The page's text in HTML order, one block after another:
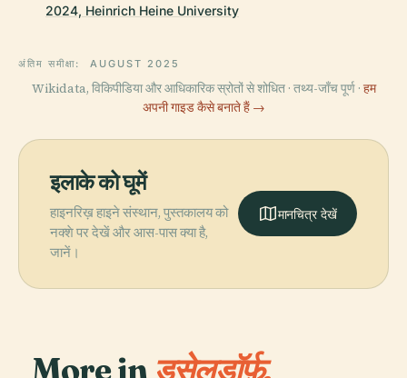
2024, Heinrich Heine University
अंतिम समीक्षा: AUGUST 2025
Wikidata, विकिपीडिया और आधिकारिक स्रोतों से शोधित · तथ्य-जाँच पूर्ण · हम
अपनी गाइड कैसे बनाते हैं →
इलाके को घूमें
हाइनरिख़ हाइने संस्थान, पुस्तकालय को
नक्शे पर देखें और आस-पास क्या है,
जानें।
मानचित्र देखें
More in डसेलडॉर्फ़.